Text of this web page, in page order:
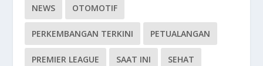
NEWS OTOMOTIF
PERKEMBANGAN TERKINI PETUALANGAN
PREMIER LEAGUE SAAT INI SEHAT